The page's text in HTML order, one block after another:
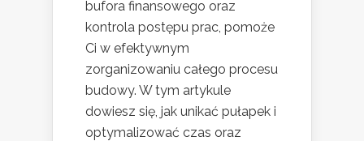
bufora finansowego oraz
kontrola postępu prac, pomoże
Ci w efektywnym
zorganizowaniu całego procesu
budowy. W tym artykule
dowiesz się, jak unikać pułapek i
optymalizować czas oraz